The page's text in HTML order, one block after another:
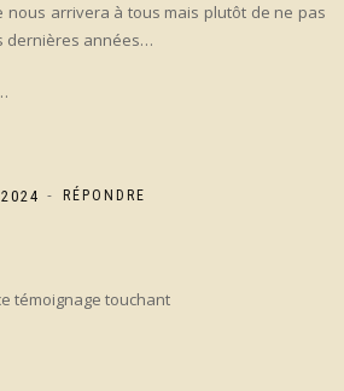
nous arrivera à tous mais plutôt de ne pas
dernières années…
- RÉPONDRE
témoignage touchant